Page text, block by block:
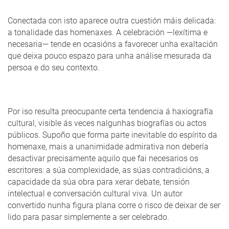
Conectada con isto aparece outra cuestión máis delicada:
a tonalidade das homenaxes. A celebración —lexítima e
necesaria— tende en ocasións a favorecer unha exaltación
que deixa pouco espazo para unha análise mesurada da
persoa e do seu contexto.
Por iso resulta preocupante certa tendencia á haxiografía
cultural, visible ás veces nalgunhas biografías ou actos
públicos. Supoño que forma parte inevitable do espírito da
homenaxe, mais a unanimidade admirativa non debería
desactivar precisamente aquilo que fai necesarios os
escritores: a súa complexidade, as súas contradicións, a
capacidade da súa obra para xerar debate, tensión
intelectual e conversación cultural viva. Un autor
convertido nunha figura plana corre o risco de deixar de ser
lido para pasar simplemente a ser celebrado.